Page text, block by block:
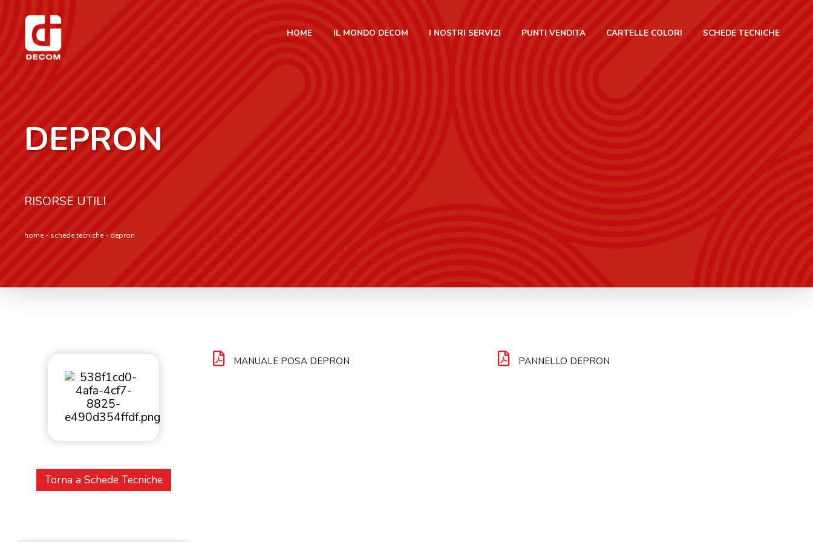
HOME IL MONDO DECOM I NOSTRI SERVIZI PUNTI VENDITA CARTELLE COLORI SCHEDE TECNICHE
DEPRON
RISORSE UTILI
home- schede tecniche- depron
Torna a Schede Tecniche
MANUALE POSA DEPRON PANNELLO DEPRON